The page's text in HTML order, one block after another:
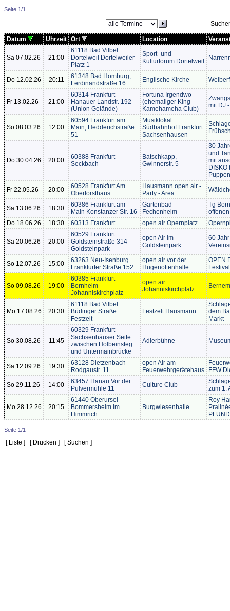
Seite 1/1
Datum Uhrzeit Ort Location
Sa 07.02.26 21:00
61118 Bad Vilbel
Dortelweil Dortelweiler
Platz 1
Sport- und
Kulturforum Dortelweil
Do 12.02.26 20:11
61348 Bad Homburg,
Ferdinandstraße 16
Englische Kirche
Fr 13.02.26 21:00
60314 Frankfurt
Hanauer Landstr. 192
(Union Gelände)
Fortuna Irgendwo
(ehemaliger King
Kamehameha Club)
mit DJ
So 08.03.26 12:00
60594 Frankfurt am
Main, Hedderichstraße
51
Musiklokal
Südbahnhof Frankfurt
Sachsenhausen
Do 30.04.26 20:00
60388 Frankfurt
Seckbach
Batschkapp,
Gwinnerstr. 5
30
und
mit
DISKO
Puppen
Fr 22.05.26 20:00
60528 Frankfurt Am
Oberforsthaus
Hausmann open air -
Party - Area
Sa 13.06.26 18:30
60386 Frankfurt am
Main Konstanzer Str. 16
Gartenbad
Fechenheim
Tg
Do 18.06.26
18:30 60313 Frankfurt open air Opernplatz
Sa 20.06.26 20:00
60529 Frankfurt
Goldsteinstraße 314 -
Goldsteinpark
open Air im
Goldsteinpark
60
So 12.07.26 15:00
63263 Neu-Isenburg
Frankfurter Straße 152
open air vor der
Hugenottenhalle
OPEN
So 09.08.26 19:00
60385 Frankfurt -
Bornheim
Johanniskirchplatz
open air
Johanniskirchplatz
Mo 17.08.26 20:30
61118 Bad Vilbel
Büdinger Straße
Festzelt
Festzelt Hausmann
dem
Markt
So 30.08.26 11:45
60329 Frankfurt
Sachsenhäuser Seite
zwischen Holbeinsteg
und Untermainbrücke
Adlerbühne
Sa 12.09.26 19:30
63128 Dietzenbach
Rodgaustr. 11
open Air am
Feuerwehrgerätehaus
FFW
So 29.11.26 14:00
63457 Hanau Vor der
Pulvermühle 11
Culture Club
zum 1.
Mo 28.12.26 20:15
61440 Oberursel
Bommersheim Im
Himmrich
Burgwiesenhalle
Roy
PFUND
Seite 1/1
[ Liste ] [ Drucken ] [Suchen ]